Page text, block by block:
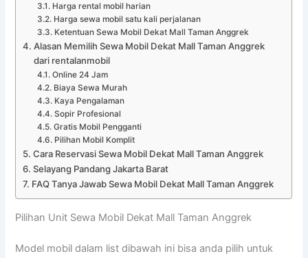
Harga rental mobil harian
Harga sewa mobil satu kali perjalanan
Ketentuan Sewa Mobil Dekat Mall Taman Anggrek
Alasan Memilih Sewa Mobil Dekat Mall Taman Anggrek
dari rentalanmobil
Online 24 Jam
Biaya Sewa Murah
Kaya Pengalaman
Sopir Profesional
Gratis Mobil Pengganti
Pilihan Mobil Komplit
Cara Reservasi Sewa Mobil Dekat Mall Taman Anggrek
Selayang Pandang Jakarta Barat
FAQ Tanya Jawab Sewa Mobil Dekat Mall Taman Anggrek
Pilihan Unit Sewa Mobil Dekat Mall Taman Anggrek
Model mobil dalam list dibawah ini bisa anda pilih untuk